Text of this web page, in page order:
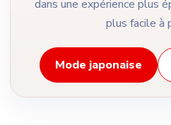
dans une expérience plus
plus facile à
Mode japonaise